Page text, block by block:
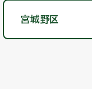
宮城野区